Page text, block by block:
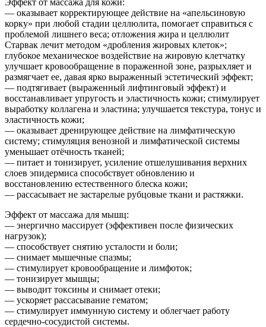
— оказывает корректирующее действие на «апельсиновую
корку» при любой стадии целлюлита, помогает справиться с
проблемой лишнего веса; отложения жира и целлюлит
Старвак лечит методом «дробления жировых клеток»;
глубокое механическое воздействие на жировую клетчатку
улучшает кровообращение в пораженной зоне, разрыхляет и
размягчает ее, давая ярко выраженный эстетический эффект;
— подтягивает (выраженный лифтинговый эффект) и
восстанавливает упругость и эластичность кожи; стимулирует
выработку коллагена и эластина; улучшается текстура, тонус и
эластичность кожи;
— оказывает дренирующее действие на лимфатическую
систему; стимуляция венозной и лимфатической системы
уменьшает отёчность тканей;
— питает и тонизирует, усиление отшелушивания верхних
слоев эпидермиса способствует обновлению и
восстановлению естественного блеска кожи;
— рассасывает не застарелые рубцовые ткани и растяжки.
Эффект от массажа для мышц:
— энергично массирует (эффективен после физических
нагрузок);
— способствует снятию усталости и боли;
— снимает мышечные спазмы;
— стимулирует кровообращение и лимфоток;
— тонизирует мышцы;
— выводит токсины и снимает отеки;
— ускоряет рассасывание гематом;
— стимулирует иммунную систему и облегчает работу
сердечно-сосудистой системы.